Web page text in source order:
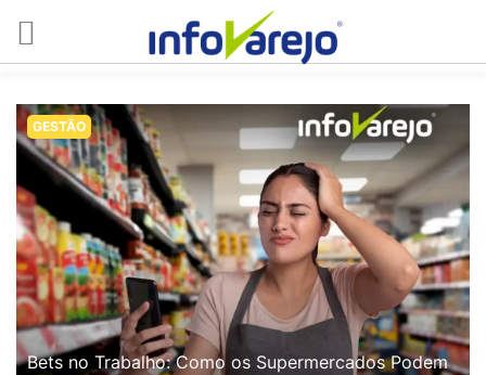
GESTÃO
Bets no Trabalho: Como os Supermercados Podem